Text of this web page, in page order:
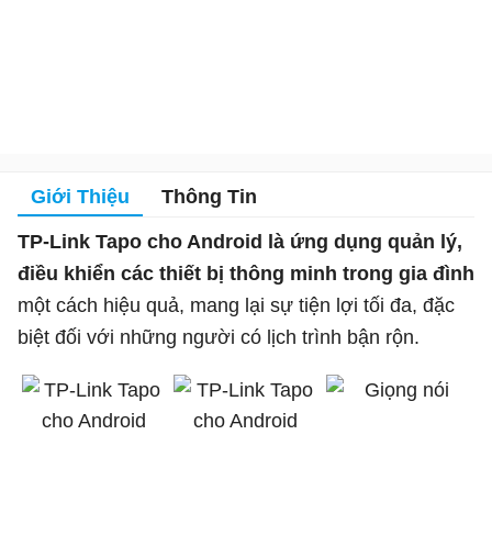
Giới Thiệu Thông Tin
TP-Link Tapo cho Android là ứng dụng quản lý,
điều khiển các thiết bị thông minh trong gia đình
một cách hiệu quả, mang lại sự tiện lợi tối đa, đặc
biệt đối với những người có lịch trình bận rộn.